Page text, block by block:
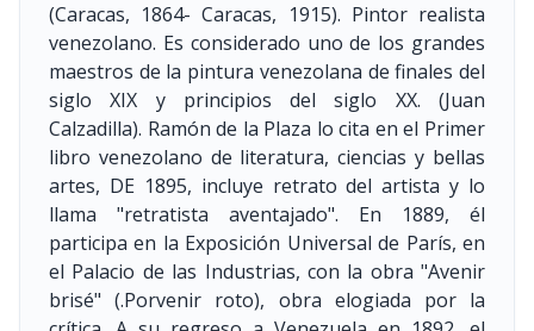
(Caracas, 1864- Caracas, 1915). Pintor realista
venezolano. Es considerado uno de los grandes
maestros de la pintura venezolana de finales del
siglo XIX y principios del siglo XX. (Juan
Calzadilla). Ramón de la Plaza lo cita en el Primer
libro venezolano de literatura, ciencias y bellas
artes, DE 1895, incluye retrato del artista y lo
llama "retratista aventajado". En 1889, él
participa en la Exposición Universal de París, en
el Palacio de las Industrias, con la obra "Avenir
brisé" (.Porvenir roto), obra elogiada por la